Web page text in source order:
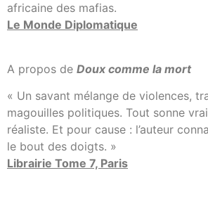
africaine des mafias.
Le Monde Diplomatique
A propos de Doux comme la mort
« Un savant mélange de violences,
magouilles politiques. Tout sonne
réaliste. Et pour cause : l’auteur
le bout des doigts. »
Librairie Tome 7, Paris